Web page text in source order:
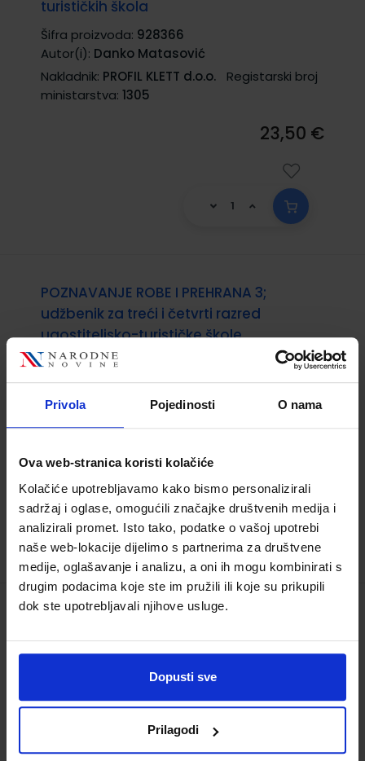
Privola Pojedinosti O nama
Ova web-stranica koristi kolačiće
Kolačiće upotrebljavamo kako bismo personalizirali
sadržaj i oglase, omogućili značajke društvenih medija i
analizirali promet. Isto tako, podatke o vašoj upotrebi
naše web-lokacije dijelimo s partnerima za društvene
medije, oglašavanje i analizu, a oni ih mogu kombinirati s
drugim podacima koje ste im pružili ili koje su prikupili
dok ste upotrebljavali njihove usluge.
Dopusti sve
Prilagodi
turističkih škola
Šifra proizvoda: 928366
Autor(i): Danko Matasović
Nakladnik: PROFIL KLETT d.o.o.
Registarski broj
ministarstva: 1305
23,50 €
POZNAVANJE ROBE I PREHRANA 3;
udžbenik za treći i četvrti razred
ugostiteljsko-turističke škole
Šifra proizvoda:
Autor(i):Danko Matasović
Nakladnik:
PROFIL KLETT d.o.o.
Registarski broj
ministarstva:1306
udžbenik za 1.-3. razred ugostiteljskih,
Autor(i):Maja Hamel Mirko Sagrak
ŠKOLSKA KNJIGA d.d.
broj ministarstva:1307